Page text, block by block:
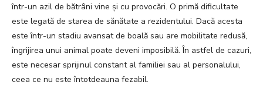
într-un azil de bătrâni vine și cu provocări. O primă dificultate
este legată de starea de sănătate a rezidentului. Dacă acesta
este într-un stadiu avansat de boală sau are mobilitate redusă,
îngrijirea unui animal poate deveni imposibilă. În astfel de cazuri,
este necesar sprijinul constant al familiei sau al personalului,
ceea ce nu este întotdeauna fezabil.